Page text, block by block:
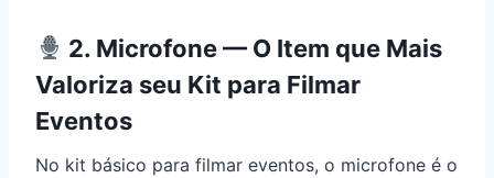
2. Microfone — O Item que Mais
Valoriza seu Kit para Filmar
Eventos
No kit básico para filmar eventos, o microfone é o